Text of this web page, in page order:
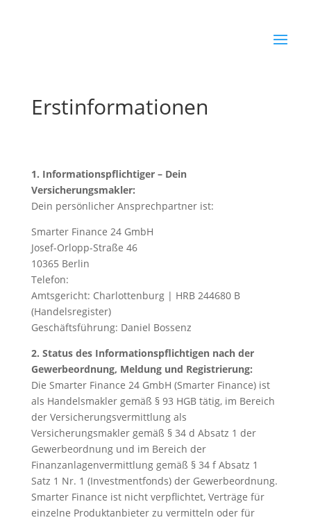
Erstinformationen
1. Informationspflichtiger – Dein
Versicherungsmakler:
Dein persönlicher Ansprechpartner ist:
Smarter Finance 24 GmbH
Josef-Orlopp-Straße 46
10365 Berlin
Telefon:
Amtsgericht: Charlottenburg | HRB 244680 B
(Handelsregister)
Geschäftsführung: Daniel Bossenz
2. Status des Informationspflichtigen nach der
Gewerbeordnung, Meldung und Registrierung:
Die Smarter Finance 24 GmbH (Smarter Finance) ist
als Handelsmakler gemäß § 93 HGB tätig, im Bereich
der Versicherungsvermittlung als
Versicherungsmakler gemäß § 34 d Absatz 1 der
Gewerbeordnung und im Bereich der
Finanzanlagenvermittlung gemäß § 34 f Absatz 1
Satz 1 Nr. 1 (Investmentfonds) der Gewerbeordnung.
Smarter Finance ist nicht verpflichtet, Verträge für
einzelne Produktanbieter zu vermitteln oder für